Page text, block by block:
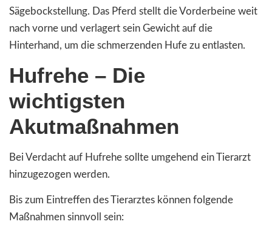
Sägebockstellung. Das Pferd stellt die Vorderbeine weit
nach vorne und verlagert sein Gewicht auf die
Hinterhand, um die schmerzenden Hufe zu entlasten.
Hufrehe – Die
wichtigsten
Akutmaßnahmen
Bei Verdacht auf Hufrehe sollte umgehend ein Tierarzt
hinzugezogen werden.
Bis zum Eintreffen des Tierarztes können folgende
Maßnahmen sinnvoll sein: